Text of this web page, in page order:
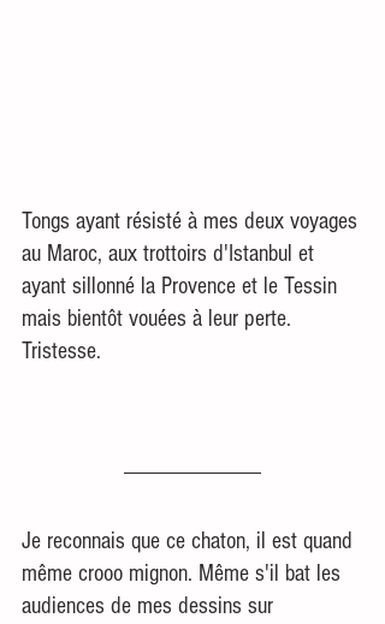
Tongs ayant résisté à mes deux voyages
au Maroc, aux trottoirs d'Istanbul et
ayant sillonné la Provence et le Tessin
mais bientôt vouées à leur perte.
Tristesse.
Je reconnais que ce chaton, il est quand
même crooo mignon. Même s'il bat les
audiences de mes dessins sur